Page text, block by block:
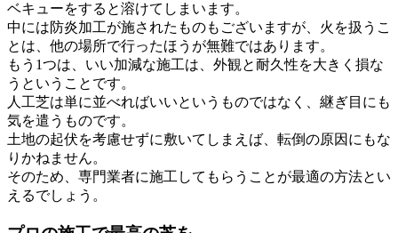
ベキューをすると溶けてしまいます。
中には防炎加工が施されたものもございますが、火を扱うこ
とは、他の場所で行ったほうが無難ではあります。
もう1つは、いい加減な施工は、外観と耐久性を大きく損な
うということです。
人工芝は単に並べればいいというものではなく、継ぎ目にも
気を遣うものです。
土地の起伏を考慮せずに敷いてしまえば、転倒の原因にもな
りかねません。
そのため、専門業者に施工してもらうことが最適の方法とい
えるでしょう。